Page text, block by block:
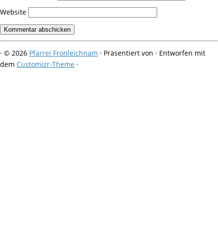
Website
· © 2026 Pfarrei Fronleichnam · Präsentiert von · Entworfen mit
dem Customizr-Theme ·